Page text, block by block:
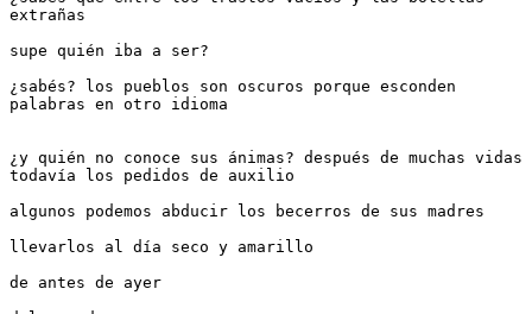
extrañas
supe quién iba a ser?
¿sabés? los pueblos son oscuros porque esconden
palabras en otro idioma
¿y quién no conoce sus ánimas? después de muchas vidas
todavía los pedidos de auxilio
algunos podemos abducir los becerros de sus madres
llevarlos al día seco y amarillo
de antes de ayer